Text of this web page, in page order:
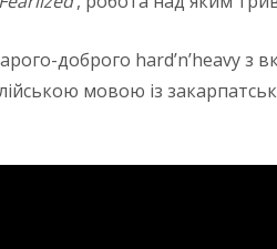
доброго hard’n’heavy з
мовою із